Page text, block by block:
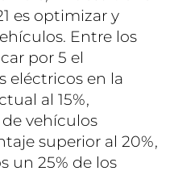
es optimizar y
Entre los
por 5 el
eléctricos en la
al 15%,
vehículos
superior al 20%,
un 25% de los